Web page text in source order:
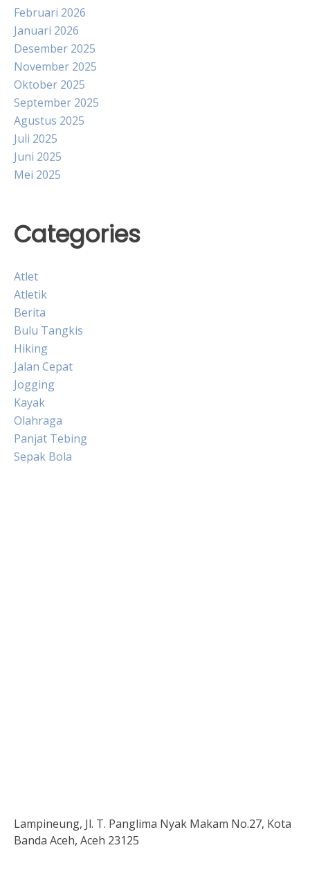
Februari 2026
Januari 2026
Desember 2025
November 2025
Oktober 2025
September 2025
Agustus 2025
Juli 2025
Juni 2025
Mei 2025
Categories
Atlet
Atletik
Berita
Bulu Tangkis
Hiking
Jalan Cepat
Jogging
Kayak
Olahraga
Panjat Tebing
Sepak Bola
Lampineung, Jl. T. Panglima Nyak Makam No.27, Kota
Banda Aceh, Aceh 23125